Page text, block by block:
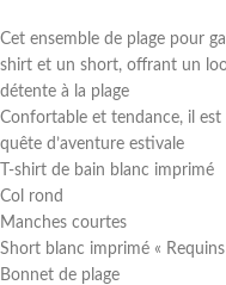
Cet ensemble de plage pour
shirt et un short, offrant un
détente à la plage
Confortable et tendance, il
quête d’aventure estivale
T-shirt de bain blanc imprimé
Col rond
Manches courtes
Short blanc imprimé « Requins
Bonnet de plage